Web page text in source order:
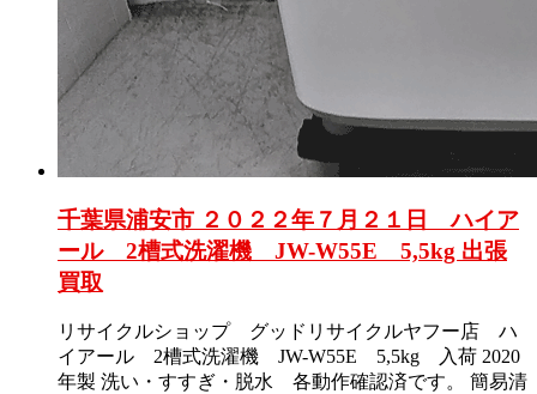
千葉県浦安市 ２０２２年７月２１日 ハイア
ール 2槽式洗濯機 JW-W55E 5,5kg 出張
買取
リサイクルショップ グッドリサイクルヤフー店 ハ
イアール 2槽式洗濯機 JW-W55E 5,5kg 入荷 2020
年製 洗い・すすぎ・脱水 各動作確認済です。 簡易清